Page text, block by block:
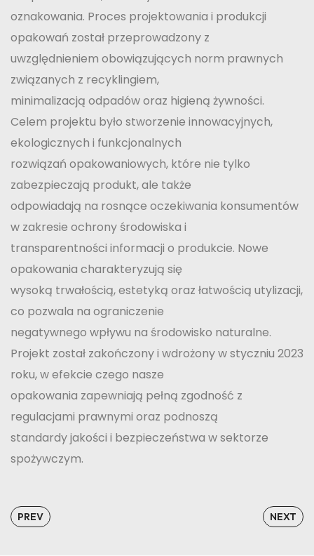
oznakowania. Proces projektowania i produkcji
opakowań został przeprowadzony z
uwzględnieniem obowiązujących norm prawnych
związanych z recyklingiem,
minimalizacją odpadów oraz higieną żywności.
Celem projektu było stworzenie innowacyjnych,
ekologicznych i funkcjonalnych
rozwiązań opakowaniowych, które nie tylko
zabezpieczają produkt, ale także
odpowiadają na rosnące oczekiwania konsumentów
w zakresie ochrony środowiska i
transparentności informacji o produkcie. Nowe
opakowania charakteryzują się
wysoką trwałością, estetyką oraz łatwością utylizacji,
co pozwala na ograniczenie
negatywnego wpływu na środowisko naturalne.
Projekt został zakończony i wdrożony w styczniu 2023
roku, w efekcie czego nasze
opakowania zapewniają pełną zgodność z
regulacjami prawnymi oraz podnoszą
standardy jakości i bezpieczeństwa w sektorze
spożywczym.
PREV NEXT